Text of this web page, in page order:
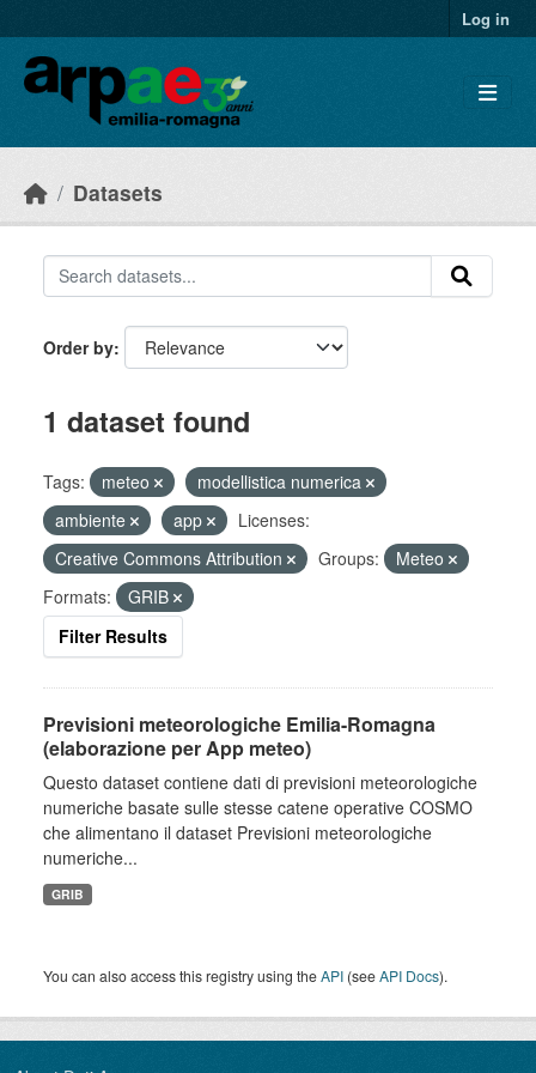
Log in
Datasets
Order by
1 dataset found
Tags: meteo
modellistica numerica
ambiente
app
Licenses:
Creative Commons Attribution
Groups:
Meteo
Formats:
GRIB
Filter Results
Previsioni meteorologiche Emilia-Romagna
(elaborazione per App meteo)
Questo dataset contiene dati di previsioni meteorologiche
numeriche basate sulle stesse catene operative COSMO
che alimentano il dataset Previsioni meteorologiche
numeriche...
GRIB
You can also access this registry using theAPI (seeAPI Docs).